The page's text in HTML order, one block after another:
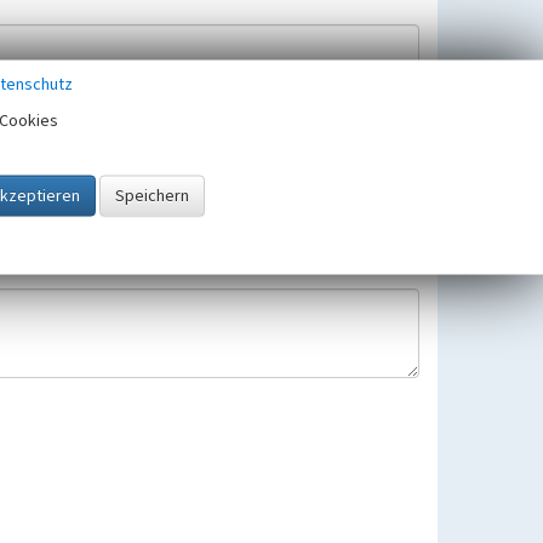
gespeichert und verwendet.
gültigen Europäischen